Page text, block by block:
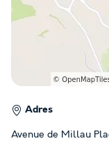
Adres
Avenue de Millau